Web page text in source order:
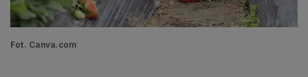
Fot. Canva.com